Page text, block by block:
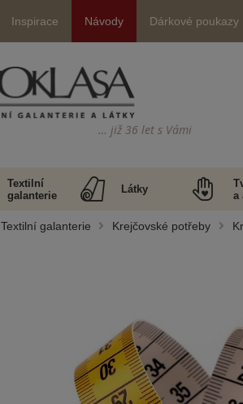
Inspirace Návody Dárkové poukazy
… již 36 let s Vámi
Textilní
galanterie
Látky
a
Textilní galanterie Krejčovské potřeby